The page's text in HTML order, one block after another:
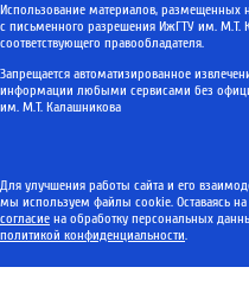
Использование материалов, размещенных
с письменного разрешения ИжГТУ им. М.Т.
соответствующего правообладателя.
Запрещается автоматизированное
информации любыми сервисами без
им. М.Т. Калашникова
Для улучшения работы сайта и его
мы используем файлы cookie. Оставаясь на
согласие на обработку персональных
политикой конфиденциальности.